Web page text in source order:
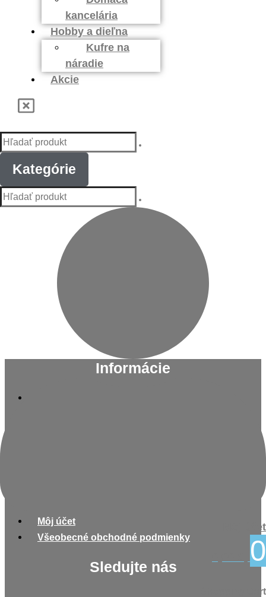
kancelária
Hobby a dieľna
Kufre na
náradie
Akcie
Kategórie
Môj účet
0
Shopping Cart
Informácie
Môj účet
Všeobecné obchodné podmienky
Sledujte nás